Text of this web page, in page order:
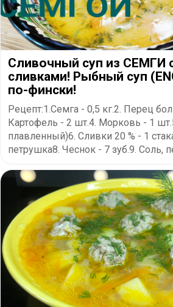
Сливочный суп из СЕМГИ
сливками! Рыбный суп
по-фински!
Рецепт:1.Семга - 0,5 кг.2. Перец
Картофель - 2 шт.4. Морковь - 1
плавленный)6. Сливки 20 % - 1
петрушка8. Чеснок - 7 зуб.9. Соль,